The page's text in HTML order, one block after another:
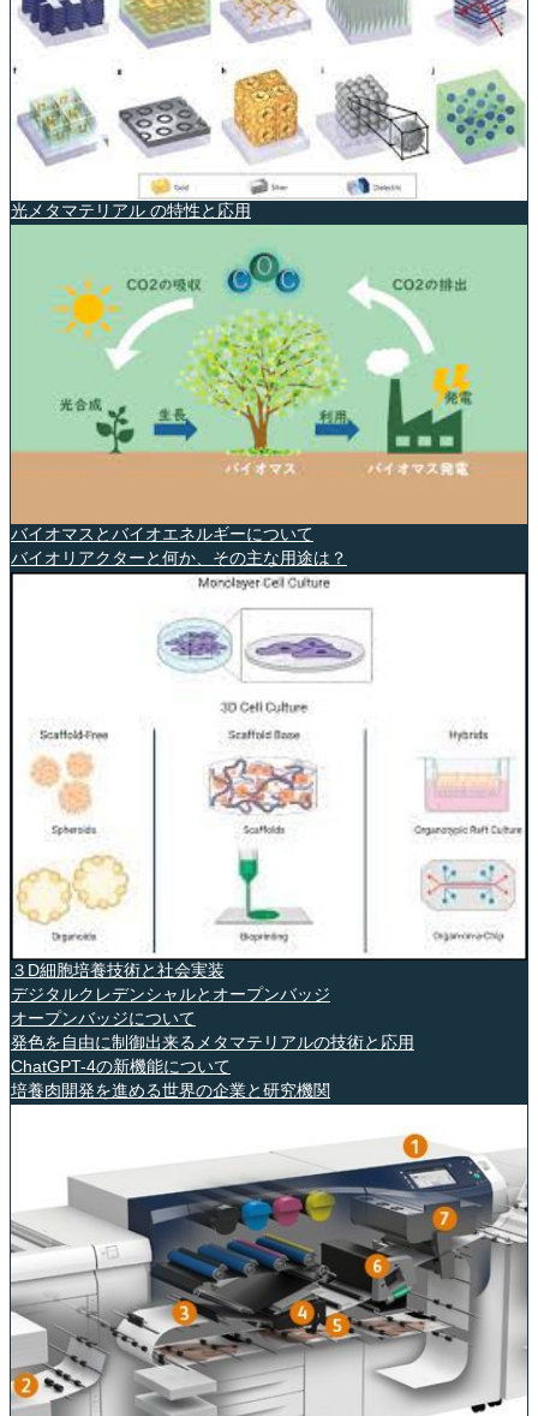
光メタマテリアル の特性と応用
バイオマスとバイオエネルギーについて
バイオリアクターと何か、その主な用途は？
３D細胞培養技術と社会実装
デジタルクレデンシャルとオープンバッジ
オープンバッジについて
発色を自由に制御出来るメタマテリアルの技術と応用
ChatGPT-4の新機能について
培養肉開発を進める世界の企業と研究機関